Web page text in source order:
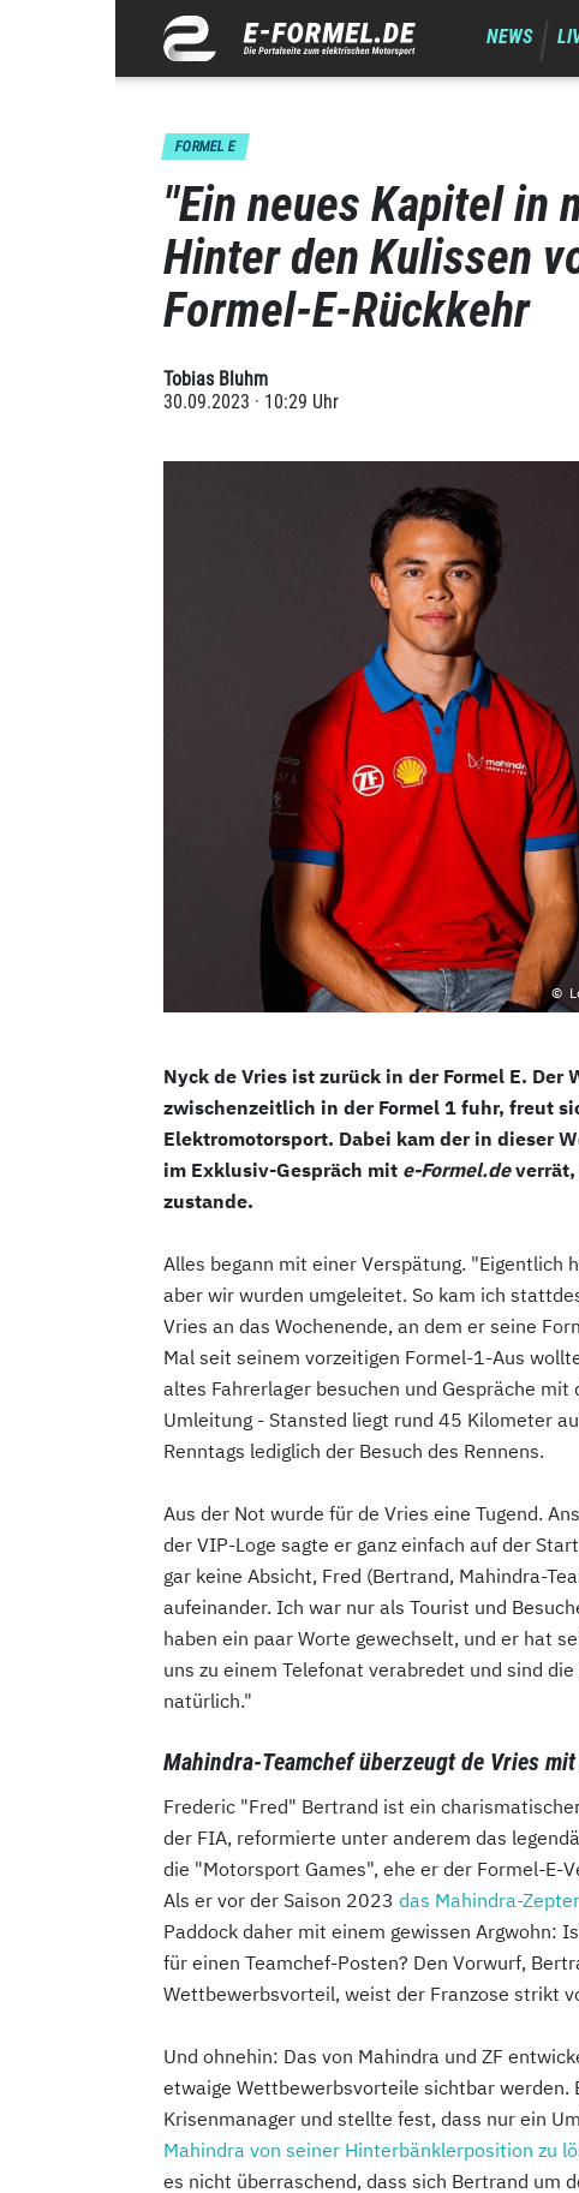
NEWS
FORMEL E
"Ein neues Kapitel in
Hinter den Kulissen
Formel-E-Rückkehr
Tobias Bluhm
30.09.2023 · 10:29 Uhr
Nyck de Vries ist zurück in der Formel E.
zwischenzeitlich in der Formel 1 fuhr, freut
Elektromotorsport. Dabei kam der in dieser
im Exklusiv-Gespräch mit e-Formel.deverrät,
zustande.
Alles begann mit einer Verspätung. "Eigentlich
aber wir wurden umgeleitet. So kam ich
Vries an das Wochenende, an dem er seine
Mal seit seinem vorzeitigen Formel-1-Aus
altes Fahrerlager besuchen und Gespräche mit
Umleitung - Stansted liegt rund 45 Kilometer
Renntags lediglich der Besuch des Rennens.
Aus der Not wurde für de Vries eine Tugend.
der VIP-Loge sagte er ganz einfach auf der
gar keine Absicht, Fred (Bertrand, Mahindra-
aufeinander. Ich war nur als Tourist und
haben ein paar Worte gewechselt, und er hat
uns zu einem Telefonat verabredet und sind
natürlich."
Mahindra-Teamchef überzeugt de Vries
Frederic "Fred" Bertrand ist ein
der FIA, reformierte unter anderem das
die "Motorsport Games", ehe er der Formel-E-
Als er vor der Saison 2023 das Mahindra-
Paddock daher mit einem gewissen Argwohn:
für einen Teamchef-Posten? Den Vorwurf,
Wettbewerbsvorteil, weist der Franzose strikt
Und ohnehin: Das von Mahindra und ZF
etwaige Wettbewerbsvorteile sichtbar werden.
Krisenmanager und stellte fest, dass nur ein
Mahindra von seiner Hinterbänklerposition zu
es nicht überraschend, dass sich Bertrand um